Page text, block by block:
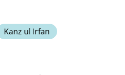
Kanz ul Irfan